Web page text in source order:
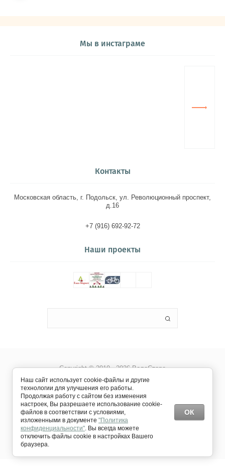
Мы в инстаграме
Контакты
Московская область, г. Подольск, ул. Революционный проспект,
д.16
+7 (916) 692-92-72
Наши проекты
Copyright © 2019 - 2026 ВелоСторе
Создание сайтаМегагрупп
Наш сайт использует cookie-файлы и другие
технологии для улучшения его работы.
Продолжая работу с сайтом без изменения
настроек, Вы разрешаете использование cookie-
файлов в соответствии с условиями,
изложенными в документе "Политика
конфиденциальности". Вы всегда можете
отключить файлы cookie в настройках Вашего
браузера.
ОК